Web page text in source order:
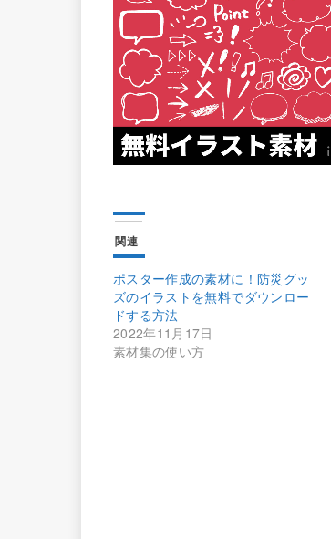
関連
ポスター作成の素材に！防災グッ
ズのイラストを無料でダウンロー
ドする方法
2022年11月17日
素材集の使い方